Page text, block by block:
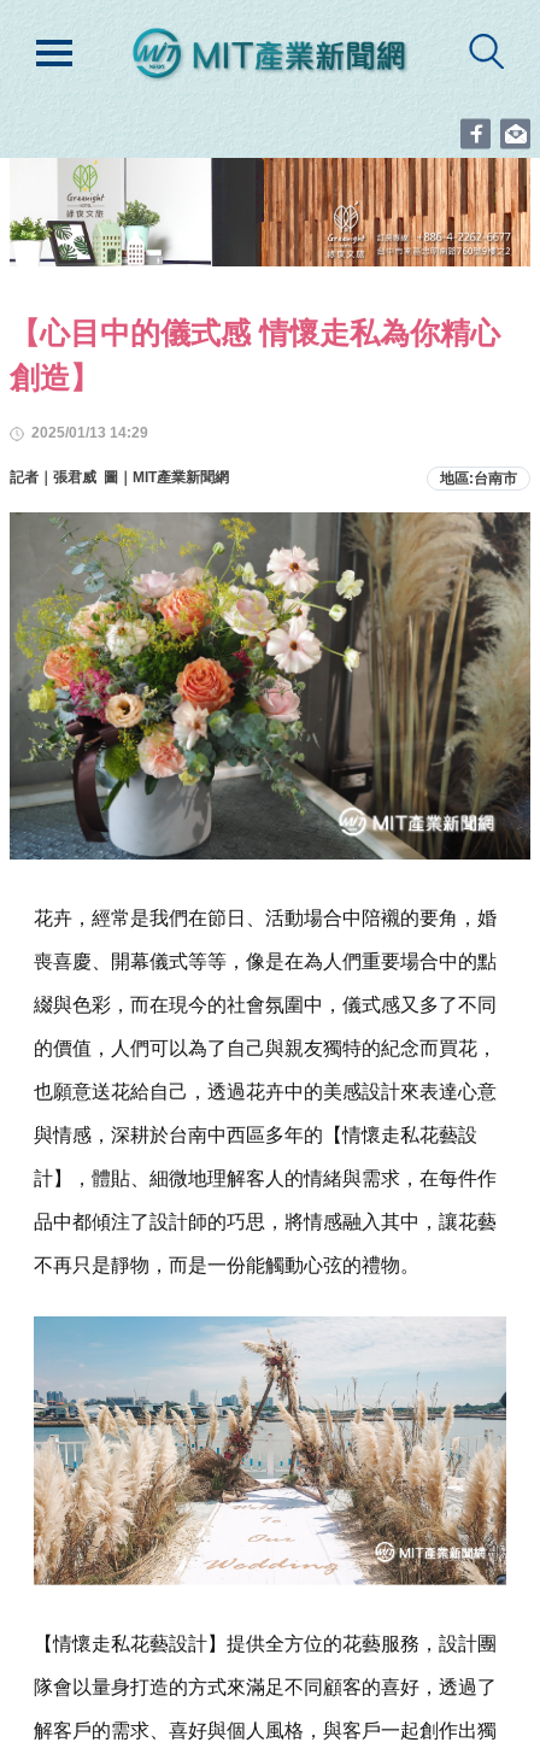
【心目中的儀式感 情懷走私為你精心
創造】
2025/01/13 14:29
記者｜張君威 圖｜MIT產業新聞網 地區:台南市
花卉，經常是我們在節日、活動場合中陪襯的要角，婚
喪喜慶、開幕儀式等等，像是在為人們重要場合中的點
綴與色彩，而在現今的社會氛圍中，儀式感又多了不同
的價值，人們可以為了自己與親友獨特的紀念而買花，
也願意送花給自己，透過花卉中的美感設計來表達心意
與情感，深耕於台南中西區多年的【情懷走私花藝設
計】，體貼、細微地理解客人的情緒與需求，在每件作
品中都傾注了設計師的巧思，將情感融入其中，讓花藝
不再只是靜物，而是一份能觸動心弦的禮物。
【情懷走私花藝設計】提供全方位的花藝服務，設計團
隊會以量身打造的方式來滿足不同顧客的喜好，透過了
解客戶的需求、喜好與個人風格，與客戶一起創作出獨